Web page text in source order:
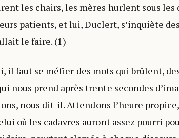
les chairs, les mères hurlent sous
patients, et lui, Duclert, s’inquiète
le faire. (1)
il faut se méfier des mots qui brûlent,
nous prend après trente secondes
nous dit-il. Attendons l’heure
où les cadavres auront assez pourri